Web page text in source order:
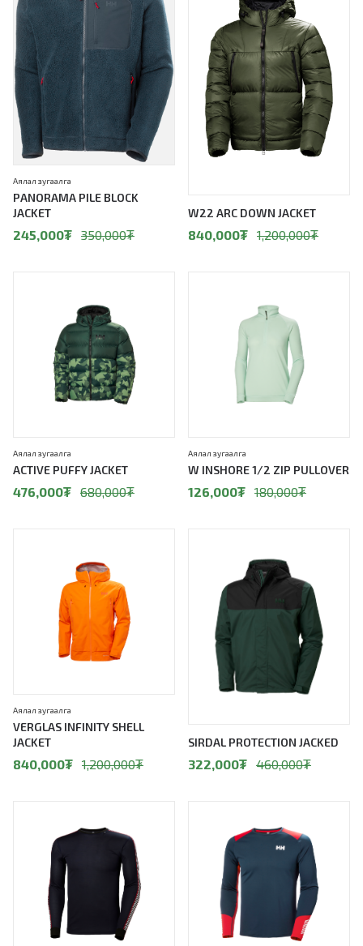
PANORAMA PILE BLOCK
JACKET
Аялал зугаалга
245,000₮ 350,000₮
W22 ARC DOWN JACKET
840,000₮ 1,200,000₮
ACTIVE PUFFY JACKET
Аялал зугаалга
476,000₮ 680,000₮
W INSHORE 1/2 ZIP PULLOVER
Аялал зугаалга
126,000₮ 180,000₮
VERGLAS INFINITY SHELL
JACKET
Аялал зугаалга
840,000₮ 1,200,000₮
SIRDAL PROTECTION JACKED
322,000₮ 460,000₮